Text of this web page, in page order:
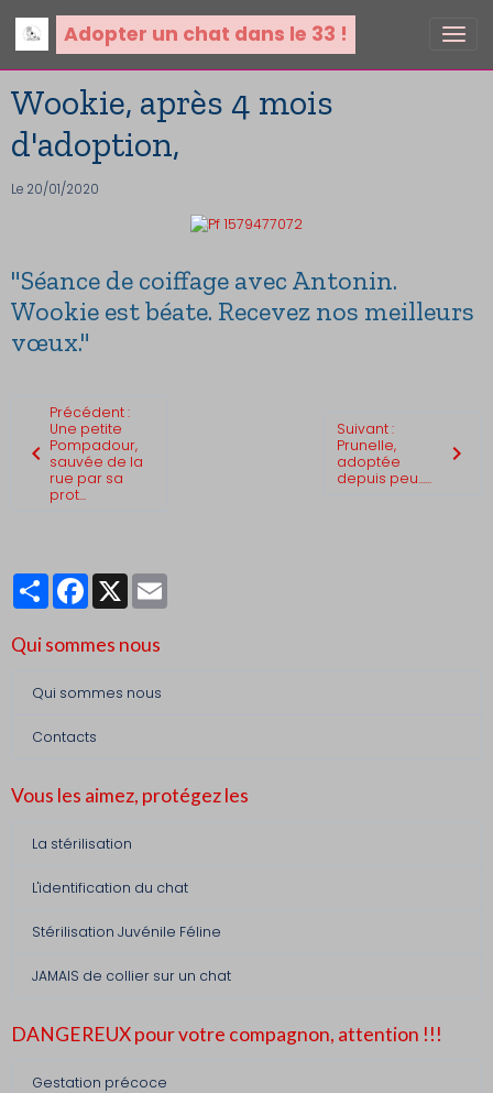
Adopter un chat dans le 33 !
Wookie, après 4 mois
d'adoption,
Le 20/01/2020
"Séance de coiffage avec Antonin.
Wookie est béate. Recevez nos meilleurs
vœux."
Précédent :
Une petite
Pompadour,
sauvée de la
rue par sa
prot...
Suivant :
Prunelle,
adoptée
depuis peu......
PartagerFacebook
X
Qui sommes nous
Qui sommes nous
Contacts
Vous les aimez, protégez les
La stérilisation
L'identification du chat
Stérilisation Juvénile Féline
JAMAIS de collier sur un chat
DANGEREUX pour votre compagnon, attention !!!
Gestation précoce